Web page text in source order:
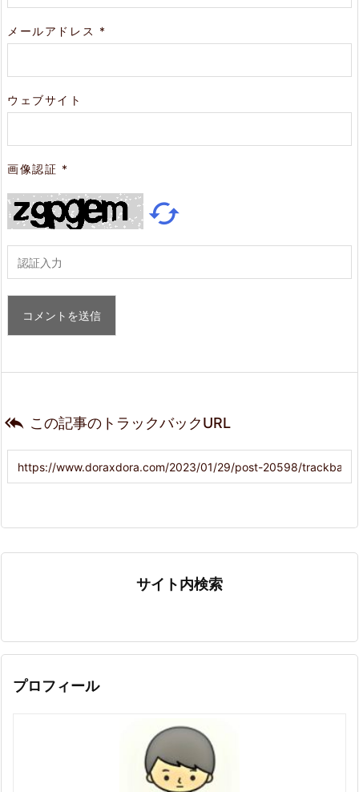
メールアドレス *
ウェブサイト
画像認証 *

 この記事のトラックバックURL
サイト内検索
プロフィール